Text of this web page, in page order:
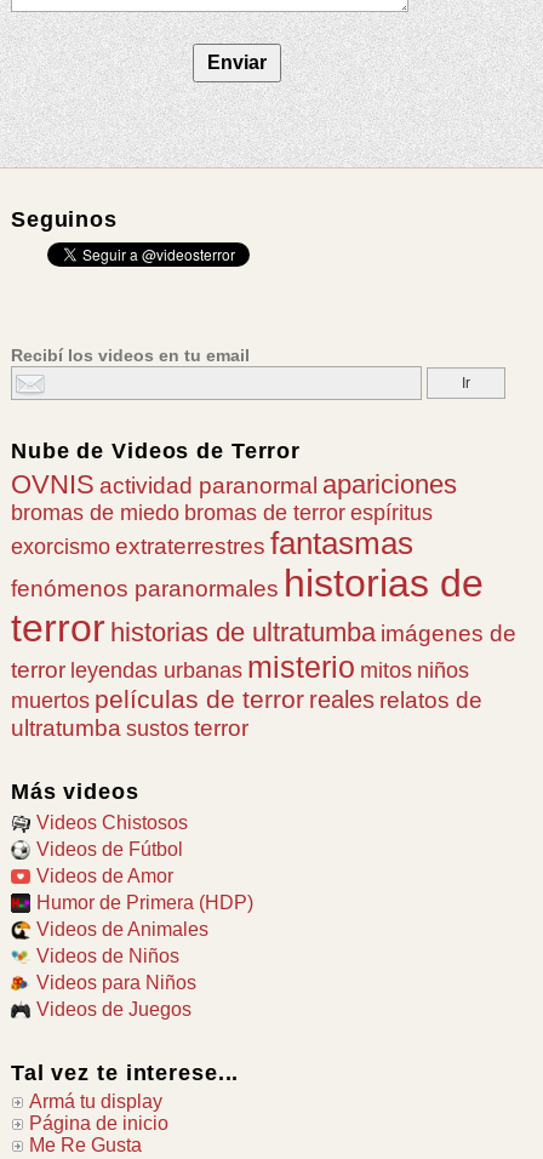
Seguinos
Recibí los videos en tu email
Nube deVideos de Terror
OVNIS actividad paranormal apariciones
bromas de miedo bromas de terror espíritus
exorcismo extraterrestres fantasmas
fenómenos paranormales historias de
terror historias de ultratumba imágenes de
terror leyendas urbanas misterio mitos niños
muertos películas de terror reales relatos de
ultratumba sustos terror
Más videos
Videos Chistosos
Videos de Fútbol
Videos de Amor
Humor de Primera (HDP)
Videos de Animales
Videos de Niños
Videos para Niños
Videos de Juegos
Tal vez te interese...
Armá tu display
Página de inicio
Me Re Gusta